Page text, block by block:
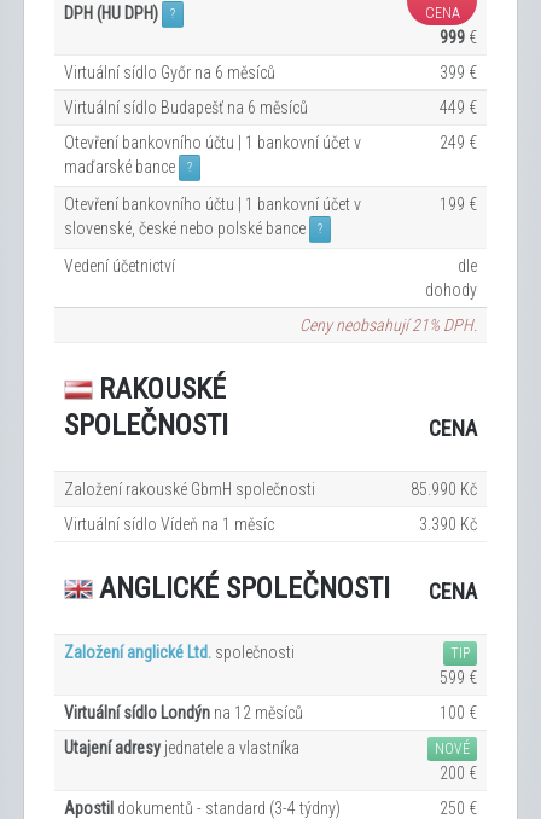
DPH (HU DPH)
?
CENA
999 €
Virtuální sídlo Győr na 6 měsíců
399 €
Virtuální sídlo Budapešť na 6 měsíců
449 €
Otevření bankovního účtu | 1 bankovní účet v
maďarské bance
?
249 €
Otevření bankovního účtu | 1 bankovní účet v
slovenské, české nebo polské bance
?
199 €
Vedení účetnictví
dle
dohody
Ceny neobsahují 21% DPH.
RAKOUSKÉ
SPOLEČNOSTI
CENA
Založení rakouské GbmH společnosti
85.990 Kč
Virtuální sídlo Vídeň na 1 měsíc 3.390 Kč
ANGLICKÉ SPOLEČNOSTI CENA
Založení anglické Ltd. společnosti TIP
599 €
Virtuální sídlo Londýn na 12 měsíců
100 €
Utajení adresy jednatele a vlastníka NOVÉ
200 €
Apostil dokumentů - standard (3-4 týdny)
250 €